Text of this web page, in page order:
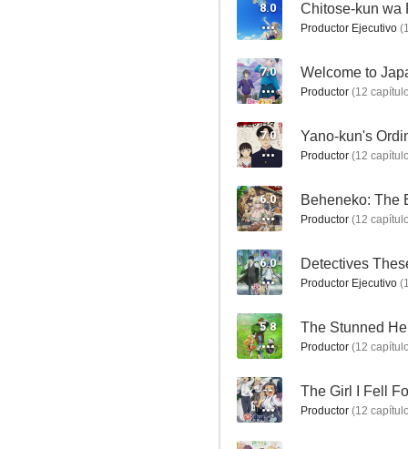
The Other World's Books Depend on the Bean Counter
8.8
Too Many Losing Heroines!
8.3
8.0
Productor Ejecutivo (
7.0 Welcome to
Productor (12
7.0 Yano-kun's
Productor (12
6.0
Productor (12
6.0 Detectives
Productor Ejecutivo (
5.8
Productor (12
--
Productor (12